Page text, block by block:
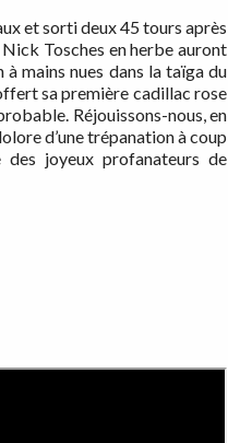
et sorti deux 45 tours après
Tosches en herbe auront
mains nues dans la taïga du
sa première cadillac rose
Réjouissons-nous, en
d’une trépanation à coup
des joyeux profanateurs de